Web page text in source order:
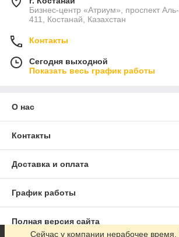
Бизнес-центр «Атриум», проспект
411, Костанай, Казахстан
Контакты
Сегодня выходной
Показать весь график работы
О нас
Контакты
Доставка и оплата
График работы
Полная версия сайта
Сейчас у компании нерабочее время.